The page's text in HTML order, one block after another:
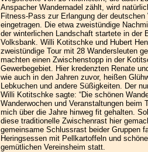
Anspacher Wandernadel zählt, wird
Fitness-Pass zur Erlangung der deutschen
eingetragen. Die etwa zweistündige
der winterlichen Landschaft startete in der
Volksbank. Willi Kotitschke und Hubert
zweistündige Tour mit 28 Wandersleuten
machten einen Zwischenstopp in der
Gewerbegebiet. Hier kredenzten Renate
wie auch in den Jahren zuvor, heißen
Lebkuchen und andere Süßigkeiten. Der
Willi Kotitschke sagte: “Die schönen
Wanderwochen und Veranstaltungen beim
mich über die Jahre hinweg fit gehalten.
diese traditionelle Zwischenrast hier
gemeinsame Schlussrast beider Gruppen
Heringsessen mit Pellkartoffeln und
gemütlichen Vereinsheim statt.